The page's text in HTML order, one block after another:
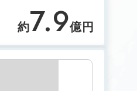
約7.9億円